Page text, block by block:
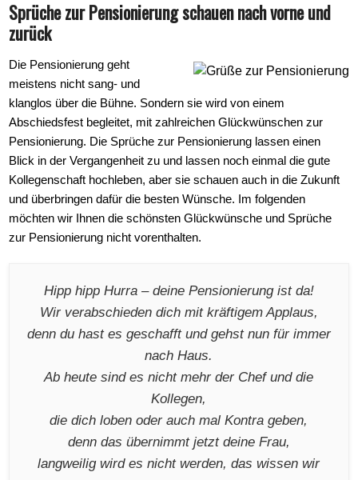
Sprüche zur Pensionierung schauen nach vorne und
zurück
Die Pensionierung geht
meistens nicht sang- und
klanglos über die Bühne. Sondern sie wird von einem
Abschiedsfest begleitet, mit zahlreichen Glückwünschen zur
Pensionierung. Die Sprüche zur Pensionierung lassen einen
Blick in der Vergangenheit zu und lassen noch einmal die gute
Kollegenschaft hochleben, aber sie schauen auch in die Zukunft
und überbringen dafür die besten Wünsche. Im folgenden
möchten wir Ihnen die schönsten Glückwünsche und Sprüche
zur Pensionierung nicht vorenthalten.
Hipp hipp Hurra – deine Pensionierung ist da!
Wir verabschieden dich mit kräftigem Applaus,
denn du hast es geschafft und gehst nun für immer
nach Haus.
Ab heute sind es nicht mehr der Chef und die
Kollegen,
die dich loben oder auch mal Kontra geben,
denn das übernimmt jetzt deine Frau,
langweilig wird es nicht werden, das wissen wir